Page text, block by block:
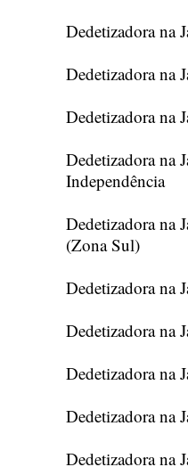
Dedetizadora na
Dedetizadora na
Dedetizadora na
Dedetizadora na
Independência
Dedetizadora na
(Zona Sul)
Dedetizadora na
Dedetizadora na
Dedetizadora na
Dedetizadora na
Dedetizadora na